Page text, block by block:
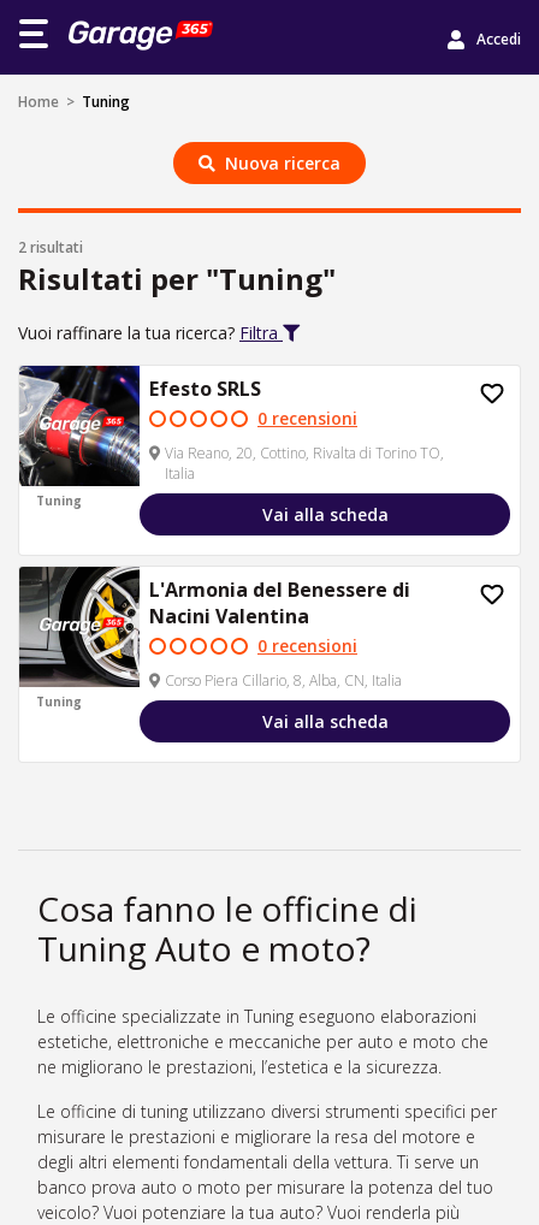
Accedi
Home > Tuning
Nuova ricerca
2 risultati
Risultati per "Tuning"
Vuoi raffinare la tua ricerca? Filtra
Tuning
Efesto SRLS
0 recensioni
Via Reano, 20, Cottino, Rivalta di Torino TO,
Italia
Vai alla scheda
Tuning
L'Armonia del Benessere di
Nacini Valentina
0 recensioni
Corso Piera Cillario, 8, Alba, CN, Italia
Vai alla scheda
Cosa fanno le officine di
Tuning Auto e moto?
Le officine specializzate in Tuning eseguono elaborazioni
estetiche, elettroniche e meccaniche per auto e moto che
ne migliorano le prestazioni, l’estetica e la sicurezza.
Le officine di tuning utilizzano diversi strumenti specifici per
misurare le prestazioni e migliorare la resa del motore e
degli altri elementi fondamentali della vettura. Ti serve un
banco prova auto o moto per misurare la potenza del tuo
veicolo? Vuoi potenziare la tua auto? Vuoi renderla più